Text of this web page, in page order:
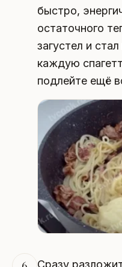
быстро,
остаточного
загустел и
каждую
подлейте ещё
Сразу